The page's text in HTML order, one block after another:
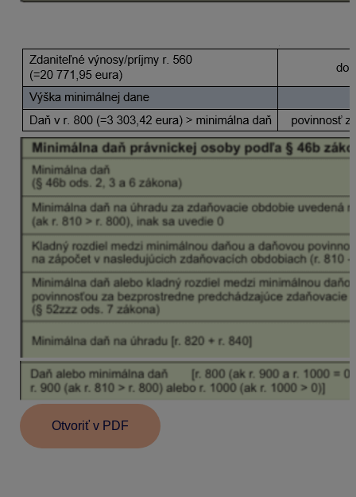
Otvoriť v PDF